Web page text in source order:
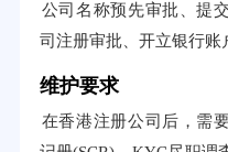
公司名称预先审批、提
司注册审批、开立银行账
维护要求
在香港注册公司后，需